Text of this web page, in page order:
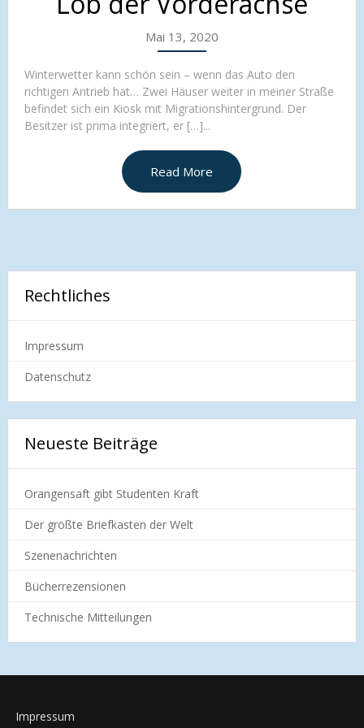
Mai 13, 2020
Winterwetter kann schön sein – wenn das Auto den
richtigen Antrieb hat… Zwei Häuser weiter in meiner Straße
befindet sich ein Kiosk mit Migrationshintergrund. Der
Besitzer ist prima integriert, er […]...
Read More
Rechtliches
Impressum
Datenschutz
Neueste Beiträge
Orangensaft gibt Studenten Kraft
Der größte Briefkasten der Welt
Szenenachrichten
Bücherrezensionen
Technische Mitteilungen
Impressum